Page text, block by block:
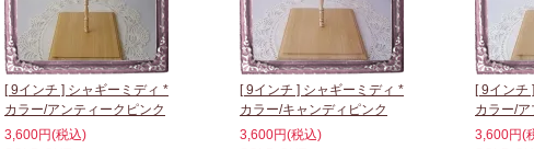
[ 9インチ ] シャギーミディ *
カラー/アンティークピンク
3,600円(税込)
[ 9インチ ] シャギーミディ *
カラー/キャンディピンク
3,600円(税込)
[ 9インチ
カラー/
3,600円(